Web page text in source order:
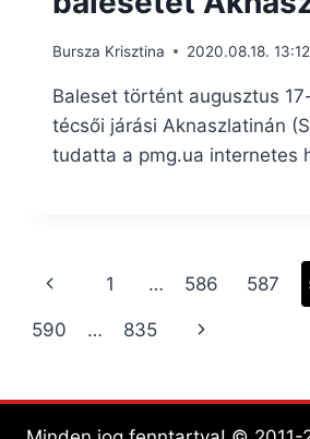
Bursza Krisztina 2020.08.18. 13:12
Baleset történt augusztus
técsői járási Aknaszlatinán
tudatta a pmg.ua internetes
Page
navigation
Previous
Page
1 … 586 587
590 … 835
Next